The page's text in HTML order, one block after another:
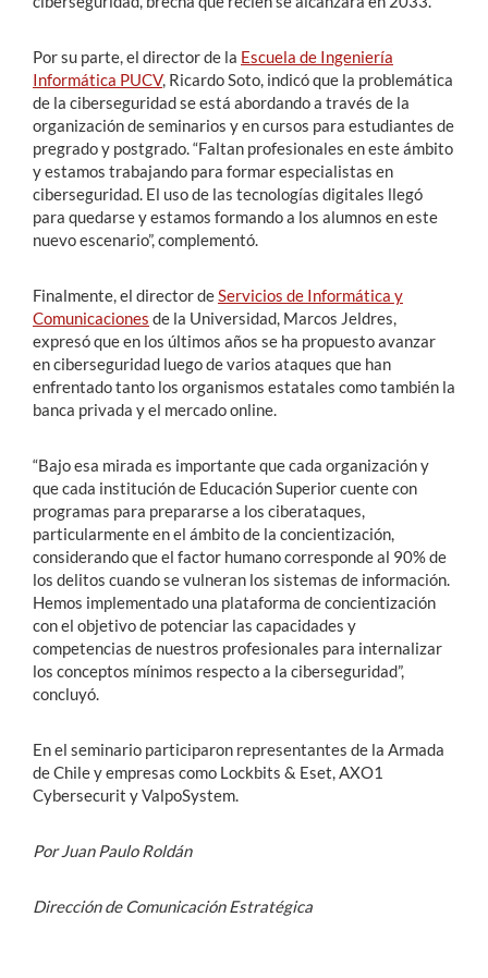
Por su parte, el director de la Escuela de Ingeniería
Informática PUCV, Ricardo Soto, indicó que la problemática
de la ciberseguridad se está abordando a través de la
organización de seminarios y en cursos para estudiantes de
pregrado y postgrado. “Faltan profesionales en este ámbito
y estamos trabajando para formar especialistas en
ciberseguridad. El uso de las tecnologías digitales llegó
para quedarse y estamos formando a los alumnos en este
nuevo escenario”, complementó.
Finalmente, el director deServicios de Informática y
Comunicaciones de la Universidad, Marcos Jeldres,
expresó que en los últimos años se ha propuesto avanzar
en ciberseguridad luego de varios ataques que han
enfrentado tanto los organismos estatales como también la
banca privada y el mercado online.
“Bajo esa mirada es importante que cada organización y
que cada institución de Educación Superior cuente con
programas para prepararse a los ciberataques,
particularmente en el ámbito de la concientización,
considerando que el factor humano corresponde al 90% de
los delitos cuando se vulneran los sistemas de información.
Hemos implementado una plataforma de concientización
con el objetivo de potenciar las capacidades y
competencias de nuestros profesionales para internalizar
los conceptos mínimos respecto a la ciberseguridad”,
concluyó.
En el seminario participaron representantes de la Armada
de Chile y empresas como Lockbits & Eset, AXO1
Cybersecurit y ValpoSystem.
Por Juan Paulo Roldán
Dirección de Comunicación Estratégica